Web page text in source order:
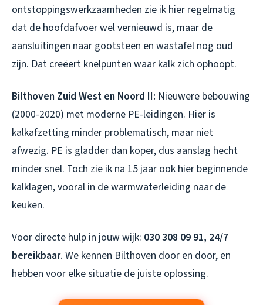
ontstoppingswerkzaamheden zie ik hier regelmatig
dat de hoofdafvoer wel vernieuwd is, maar de
aansluitingen naar gootsteen en wastafel nog oud
zijn. Dat creëert knelpunten waar kalk zich ophoopt.
Bilthoven Zuid West en Noord II: Nieuwere bebouwing
(2000-2020) met moderne PE-leidingen. Hier is
kalkafzetting minder problematisch, maar niet
afwezig. PE is gladder dan koper, dus aanslag hecht
minder snel. Toch zie ik na 15 jaar ook hier beginnende
kalklagen, vooral in de warmwaterleiding naar de
keuken.
Voor directe hulp in jouw wijk: 030 308 09 91, 24/7
bereikbaar. We kennen Bilthoven door en door, en
hebben voor elke situatie de juiste oplossing.